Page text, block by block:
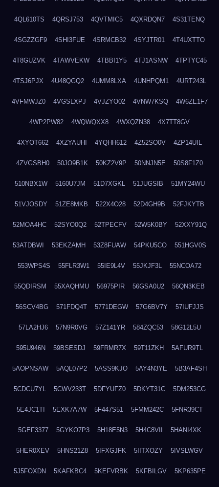
4QL610TS 4QRSJ753 4QVTMIC5 4QXRDQN7 4S31TENQ
4SGZZGF9 4SHI3FUE 4SRMCB32 4SYJTR01 4T4UXTTO
4T8GUZVK 4TAWVEKW 4TBBI1Y5 4TJ1ASNW 4TPTYC45
4TSJ6PJX 4U48QGQ2 4UMM8LXA 4UNHPQM1 4URT243L
4VFMWJZ0 4VGSLXPJ 4VJZYO02 4VNW7KSQ 4W6ZE1F7
4WP2PW82 4WQWQXX8 4WXQZN38 4X7TT8GV
4XYOT662 4XZYAUHI 4YQHH612 4Z52SO0V 4ZP14UIL
4ZVGSBH0 50JO9B1K 50KZ2V9P 50NNJN5E 50S8F1Z0
510NBX1W 5160U7JM 51D7XGKL 51JUGSIB 51MY24WU
51VJOSDY 51ZE8MKB 522X4O28 52D4GH9B 52FJKYTB
52MOA4HC 52SYO0Q2 52TPECFV 52W5K0BY 52XXY91Q
53ATDBWI 53EKZAMH 53Z8FUAW 54PKU5CO 551HGV0S
553WPS4S 55FLR3W1 55IE9L4V 55JKJF3L 55NCOA72
55QDIRSM 55XAQHMU 56975PIR 56GSA0U2 56QN3KEB
56SCV4BG 571FDQ4T 5771DEGW 57G6BV7Y 57IUFJJS
57LA2HJ6 57N9R0VG 57Z141YR 584ZQC53 58G12L5U
595U946N 59BSESDJ 59FRMR7X 59T11ZKH 5AFUR9TL
5AOPNSAW 5AQL07P2 5ASS9KJO 5AY4N3YE 5B3AF4SH
5CDCU7YL 5CWV233T 5DFYUFZ0 5DKYT31C 5DM253CG
5E4JC1TI 5EXK7A7W 5F447S51 5FMM242C 5FNR39CT
5GEF3377 5GYKO7P3 5H18E5N3 5H4C8VII 5HANI4XK
5HER0XEV 5HNS21Z8 5IFXGJFK 5IITXOZY 5IVSLWGV
5J5FOXDN 5KAFKBC4 5KEFVRBK 5KFBILGV 5KP635PE